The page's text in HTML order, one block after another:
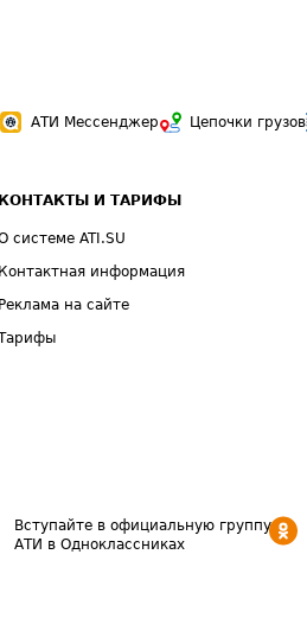
АТИ Мессенджер Цепочки грузов
КОНТАКТЫ И ТАРИФЫ
системе ATI.SU
Контактная информация
Реклама на сайте
Вступайте в официальную группу
АТИ в Одноклассниках